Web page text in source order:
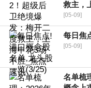
救主，
[05-09]
每日焦
[05-09]
名单梳